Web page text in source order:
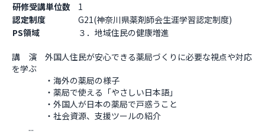
研修受講単位数
1
認定制度
G21(神奈川県薬剤師会生涯学習認定制度)
PS領域
３．地域住民の健康増進
講　演　外国人住民が安心できる薬局づくりに必要な視点や対応
を学ぶ
・海外の薬局の様子
・薬局で使える「やさしい日本語」
・外国人が日本の薬局で戸惑うこと
・社会資源、支援ツールの紹介
...